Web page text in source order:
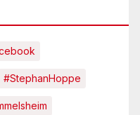
#StephanHoppe